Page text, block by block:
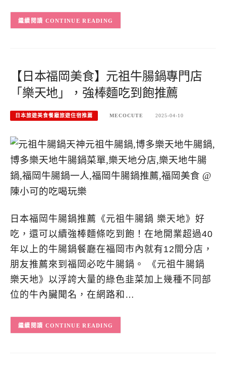
CONTINUE READING
【日本福岡美食】元祖牛腸鍋專門店
「樂天地」，強棒麵吃到飽推薦
日本旅遊美食餐廳旅遊住宿推薦 MECOCUTE 2025-04-10
日本福岡牛腸鍋推薦《元祖牛腸鍋 樂天地》好
吃，還可以續強棒麵條吃到飽！在地開業超過40
年以上的牛腸鍋餐廳在福岡市內就有12間分店，
朋友推薦來到福岡必吃牛腸鍋。 《元祖牛腸鍋
樂天地》以浮誇大量的綠色韭菜加上幾種不同部
位的牛內臟聞名，在網路和…
CONTINUE READING